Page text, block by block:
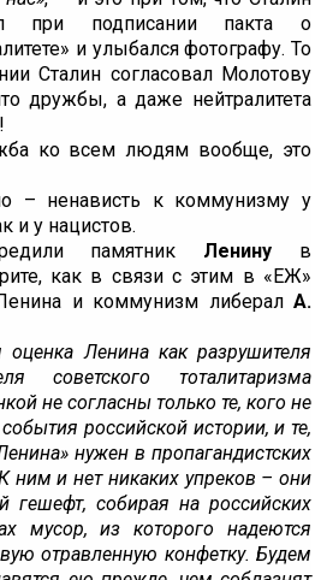
при подписании пакта о
и улыбался фотографу. То
Сталин согласовал Молотову
дружбы, а даже нейтралитета
ко всем людям вообще, это
– ненависть к коммунизму у
и у нацистов.
памятник Ленину в
как в связи с этим в «ЕЖ»
и коммунизм либералА.
оценка Ленина как разрушителя
советского тоталитаризма
не согласны только те, кого не
российской истории, и те,
нужен в пропагандистских
ним и нет никаких упреков – они
гешефт, собирая на российских
мусор, из которого надеются
отравленную конфетку. Будем